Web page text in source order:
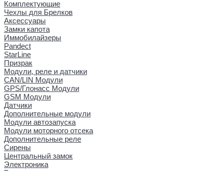
Комплектующие
Чехлы для Брелков
Аксессуары
Замки капота
Иммобилайзеры
Pandect
StarLine
Призрак
Модули, реле и датчики
CAN/LIN Модули
GPS/Глонасс Модули
GSM Модули
Датчики
Дополнительные модули
Модули автозапуска
Модули моторного отсека
Дополнительные реле
Сирены
Центральный замок
Электроника